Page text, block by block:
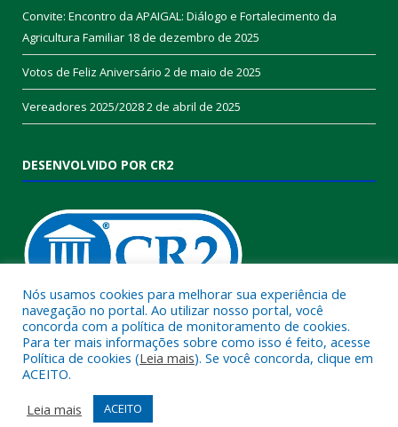
Convite: Encontro da APAIGAL: Diálogo e Fortalecimento da
Agricultura Familiar 18 de dezembro de 2025
Votos de Feliz Aniversário 2 de maio de 2025
Vereadores 2025/20282 de abril de 2025
DESENVOLVIDO POR CR2
Muito mais quecriar siteousistema para prefeituras!
Realizamos umaassessoriacompleta, onde garantimos em
contrato que todas as exigências das
serão atendidas.
Nós usamos cookies para melhorar sua experiência de
navegação no portal. Ao utilizar nosso portal, você
concorda com a política de monitoramento de cookies.
Para ter mais informações sobre como isso é feito, acesse
Política de cookies (Leia mais). Se você concorda, clique em
ACEITO.
Leia mais
ACEITO